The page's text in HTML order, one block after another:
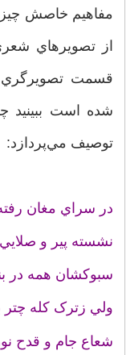
مفاهيم خاصش
از تصويرهاي
قسمت تصويرگري
شده است ببينيد
توصيف مي‌پردازد:
در سراي مغان
نشسته پير و
سبوکشان همه در
ولي زترک کله
شعاع جام و قدح